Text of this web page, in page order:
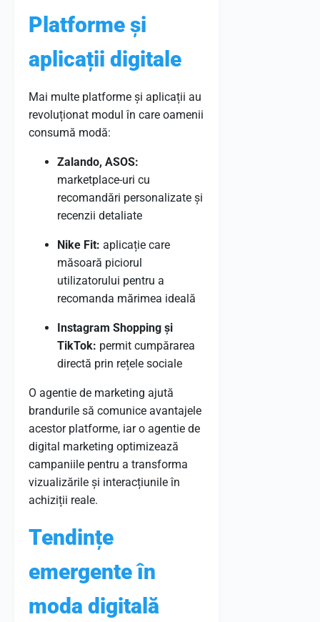
Platforme și
aplicații digitale
Mai multe platforme și aplicații au
revoluționat modul în care oamenii
consumă modă:
Zalando, ASOS:
marketplace-uri cu
recomandări personalizate și
recenzii detaliate
Nike Fit: aplicație care
măsoară piciorul
utilizatorului pentru a
recomanda mărimea ideală
Instagram Shopping și
TikTok: permit cumpărarea
directă prin rețele sociale
O agentie de marketing ajută
brandurile să comunice avantajele
acestor platforme, iar o agentie de
digital marketing optimizează
campaniile pentru a transforma
vizualizările și interacțiunile în
achiziții reale.
Tendințe
emergente în
moda digitală